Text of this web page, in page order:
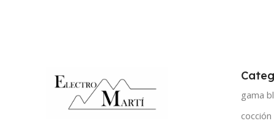
gama
cocción